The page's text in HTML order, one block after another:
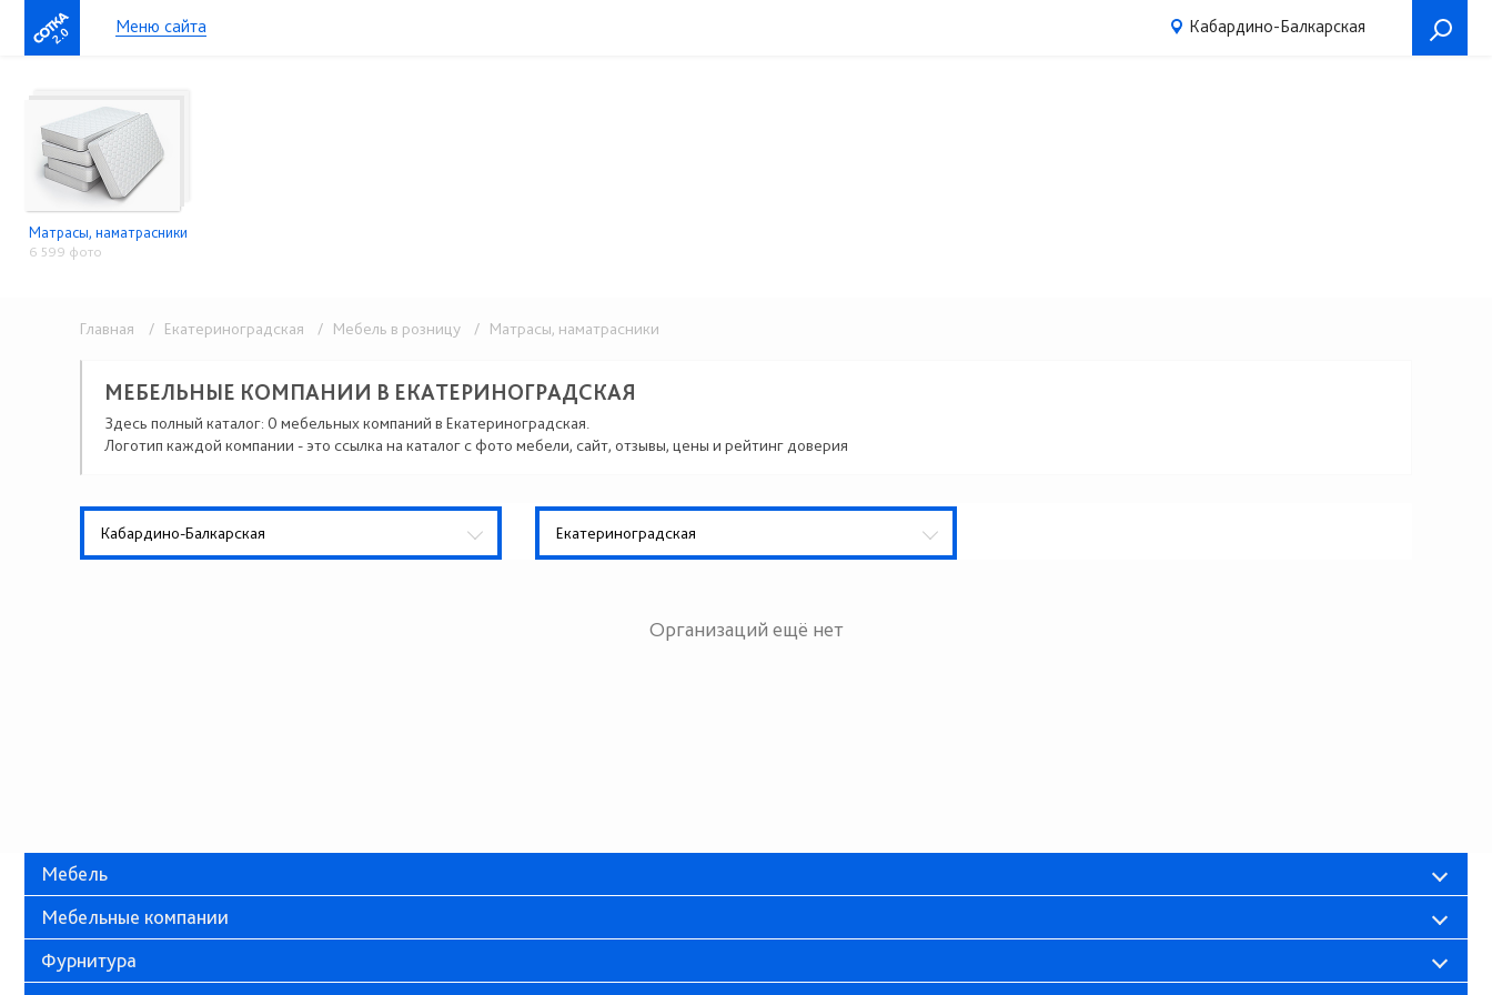
2.0 Меню сайта Кабардино-Балкарская
Матрасы, наматрасники
6 599 фото
Главная / Екатериноградская / Мебель в розницу / Матрасы, наматрасники
МЕБЕЛЬНЫЕ КОМПАНИИ В ЕКАТЕРИНОГРАДСКАЯ
Здесь полный каталог: 0 мебельных компаний в Екатериноградская.
Логотип каждой компании - это ссылка на каталог с фото мебели, сайт, отзывы, цены и рейтинг доверия
Кабардино-Балкарская Екатериноградская
Организаций ещё нет
Мебель
Мебельные компании
Фурнитура